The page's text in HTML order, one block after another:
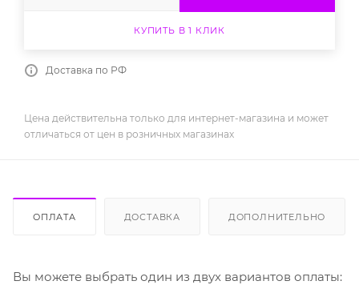
КУПИТЬ В 1 КЛИК
Доставка по РФ
Цена действительна только для интернет-магазина и может
отличаться от цен в розничных магазинах
ОПЛАТА ДОСТАВКА ДОПОЛНИТЕЛЬНО
Вы можете выбрать один из двух вариантов оплаты: